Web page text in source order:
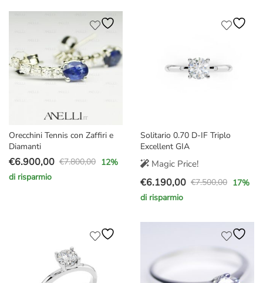
era:
è:
Orecchini Tennis con Zaffiri e
Diamanti
€7.800,00
Il
prezzo
€6.900,00
Il
prezzo
12%
di risparmio
Solitario 0.70 D-IF Triplo
Excellent GIA
Magic Price!
€7.500,00
Il
prezzo
€6.190,00
Il
prezzo
17%
di risparmio